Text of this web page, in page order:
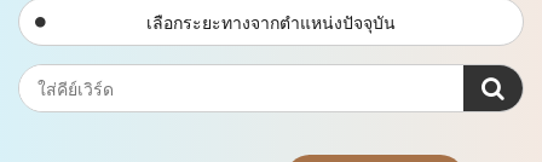
เลือกระยะทางจากตำแหน่งปัจจุบัน